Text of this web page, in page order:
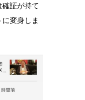
証が持て
変身しま